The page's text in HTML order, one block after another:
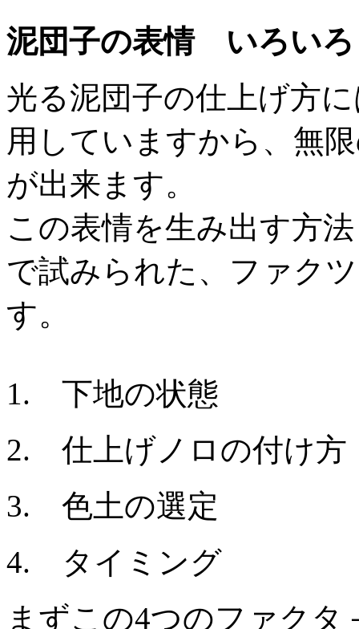
泥団子の表情 いろいろ
光る泥団子の仕上げ方
用していますから、無
が出来ます。
この表情を生み出す方
で試みられた、ファク
す。
1. 下地の状態
2. 仕上げノロの付け方
3. 色土の選定
4. タイミング
まずこの4つのファクタ